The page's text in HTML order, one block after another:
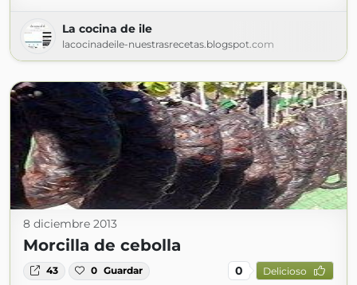
La cocina de ile
lacocinadeile-nuestrasrecetas.blogspot.com
8 diciembre 2013
Morcilla de cebolla
43 0 Guardar 0 Delicioso